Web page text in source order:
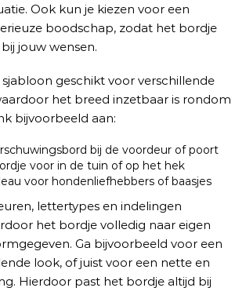
Ook kun je kiezen voor een
boodschap, zodat het bordje
jouw wensen.
geschikt voor verschillende
het breed inzetbaar is rondom
bijvoorbeeld aan:
bij de voordeur of poort
voor in de tuin of op het hek
voor hondenliefhebbers of baasjes
lettertypes en indelingen
het bordje volledig naar eigen
Ga bijvoorbeeld voor een
look, of juist voor een nette en
Hierdoor past het bordje altijd bij